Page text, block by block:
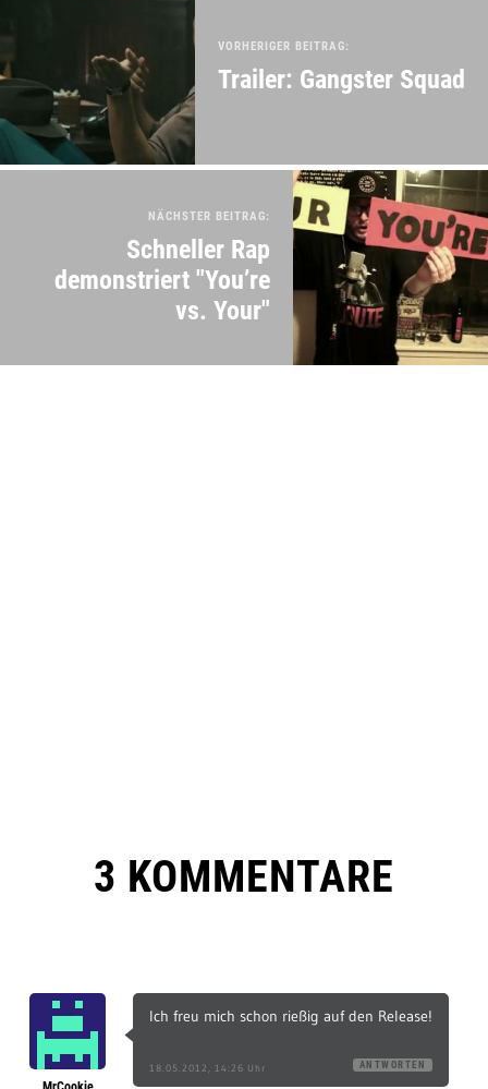
VORHERIGER BEITRAG:
Trailer: Gangster Squad
NÄCHSTER BEITRAG:
Schneller Rap
demonstriert "You’re
vs. Your"
3 KOMMENTARE
Ich freu mich schon rießig auf den Release!
18.05.2012, 14:26 Uhr ANTWORTEN